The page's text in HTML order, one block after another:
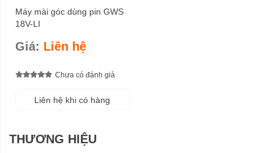
Máy mài góc dùng pin GWS
18V-LI
Giá: Liên hệ
Chưa có đánh giá
Liên hệ khi có hàng
THƯƠNG HIỆU